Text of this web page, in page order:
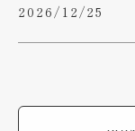
2026/12/25